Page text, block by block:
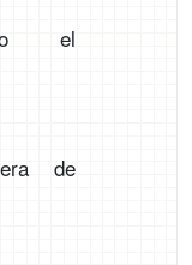
el
de